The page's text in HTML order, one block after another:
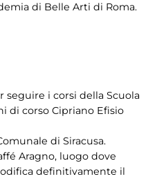
di Belle Arti di Roma.
seguire i corsi della Scuola
di corso Cipriano Efisio
di Siracusa.
Aragno, luogo dove
definitivamente il